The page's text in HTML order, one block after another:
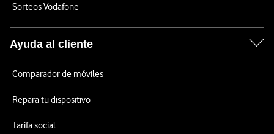
Sorteos Vodafone
Ayuda al cliente
Comparador de móviles
Repara tu dispositivo
Tarifa social